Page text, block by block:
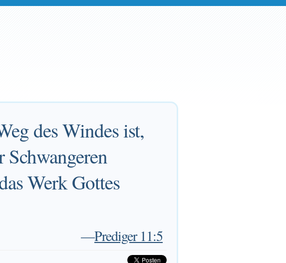
des Windes ist,
Werk Gottes
—Prediger 11:5